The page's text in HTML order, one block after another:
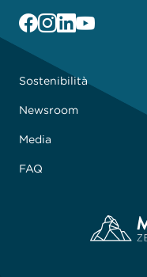
Facebook
Instagram
Linkedin
YouTube
Sostenibilità
Newsroom
Media
FAQ